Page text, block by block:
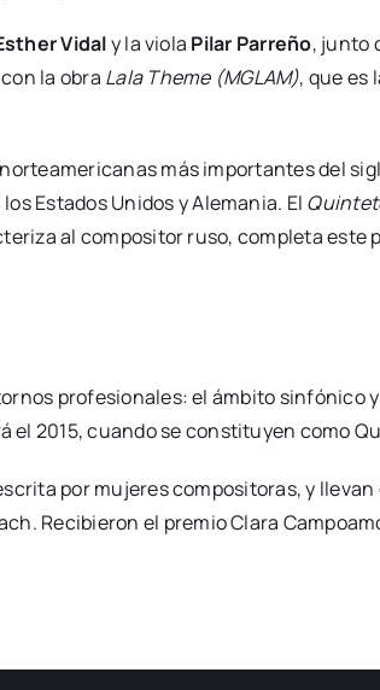
Vidaly la vio­la Pilar Parre­ño, jun­to
la obra Lala The­me (MGLAM), que es
más impor­tan­tes del
Esta­dos Uni­dos y Ale­ma­nia. El
al com­po­si­tor ruso, com­ple­ta este
pro­fe­sio­na­les: el ámbi­to sin­fó­ni­co
el 2015, cuan­do se cons­ti­tu­yen como
por muje­res com­po­si­to­ras, y
Reci­bie­ron el pre­mio Cla­ra